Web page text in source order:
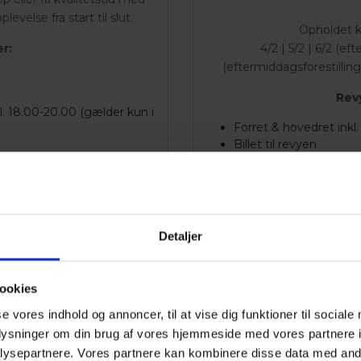
Detaljer
vores indhold og annoncer, til at vise dig funktioner til sociale
om din brug af vores hjemmeside med vores partnere
Vores partnere kan kombinere disse data med
fra start til slut.
18.00-20.00 (gælder kun i
+ aflevering af 1
på:
Opholdet
4/2 | 5/2 | 6/2
Forret & hovedret inkl.
Billet til revyen
Kr. 945,- pr.
For
Gå